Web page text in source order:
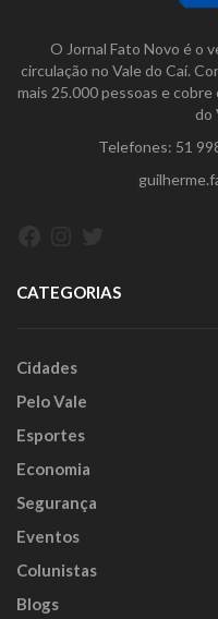
O Jornal Fato Novo é o
circulação no Vale do Caí.
mais 25.000 pessoas e
do
Telefones: 51
CATEGORIAS
Cidades
Pelo Vale
Esportes
Economia
Segurança
Eventos
Colunistas
Blogs